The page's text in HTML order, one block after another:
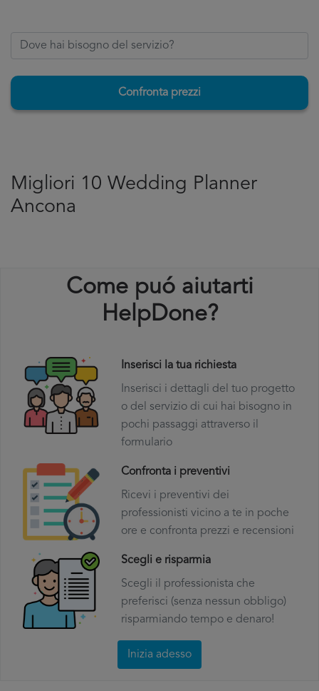
Confronta prezzi
Migliori 10 Wedding Planner
Ancona
Come puó aiutarti
HelpDone?
Inserisci la tua richiesta
Inserisci i dettagli del tuo progetto
o del servizio di cui hai bisogno in
pochi passaggi attraverso il
formulario
Confronta i preventivi
Ricevi i preventivi dei
professionisti vicino a te in poche
ore e confronta prezzi e recensioni
Scegli e risparmia
Scegli il professionista che
preferisci (senza nessun obbligo)
risparmiando tempo e denaro!
Inizia adesso